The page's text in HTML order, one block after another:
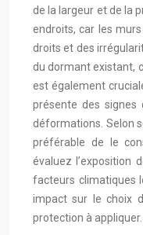
de la largeur et de la
endroits, car les
droits et des
du dormant existant,
est également
présente des signes
déformations. Selon
préférable de le
évaluez l’exposition
facteurs climatiques
impact sur le choix
protection à appliquer.